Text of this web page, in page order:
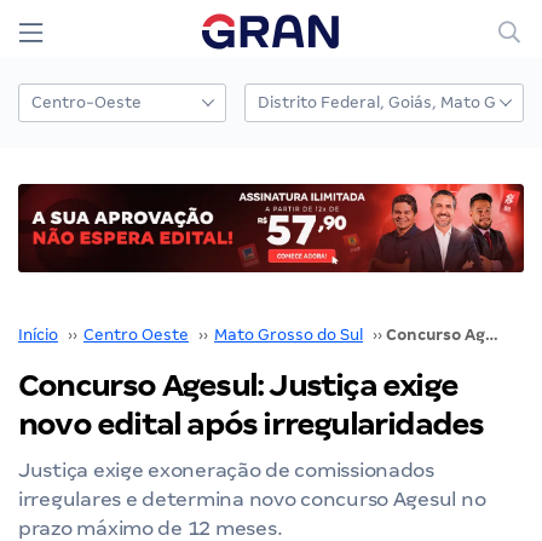
Início ›› Centro Oeste ›› Mato Grosso do Sul ›› Concurso Agesul: Justiça exige novo edital após irregularidades
Concurso Agesul: Justiça exige
novo edital após irregularidades
Justiça exige exoneração de comissionados
irregulares e determina novo concurso Agesul no
prazo máximo de 12 meses.